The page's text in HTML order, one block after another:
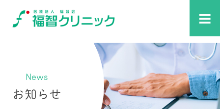
≡
News
お知らせ